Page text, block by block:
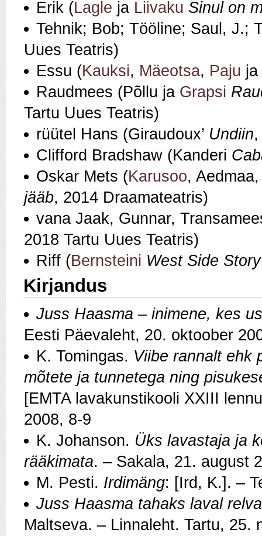
Erik (Lagle ja Liivaku Sinul on
Tehnik; Bob; Tööline; Saul, J.;
Uues Teatris)
Essu (Kauksi, Mäeotsa, Paju
Raudmees (Põllu ja Grapsi
Tartu Uues Teatris)
rüütel Hans (Giraudoux’ Undiin
Clifford Bradshaw (Kanderi
Oskar Mets (Karusoo,
jääb, 2014 Draamateatris)
vana Jaak, Gunnar,
2018 Tartu Uues Teatris)
Riff (Bernsteini West Side Story
Kirjandus
Juss Haasma – inimene, kes
Eesti Päevaleht, 20. oktoober
K. Tomingas. Viibe rannalt ehk
mõtete ja tunnetega ning
[EMTA lavakunstikooli XXIII
2008, 8-9
K. Johanson. Üks lavastaja ja
rääkimata. – Sakala, 21. august
M. Pesti. Irdimäng: [Ird, K.]. –
Juss Haasma tahaks laval
Maltseva. – Linnaleht. Tartu, 25.